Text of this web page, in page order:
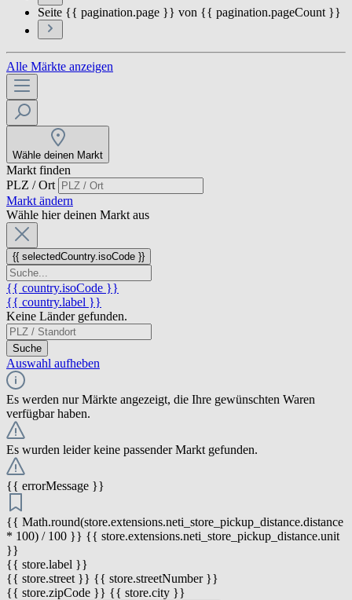
Seite {{ pagination.page }} von {{ pagination.pageCount }}
Alle Märkte anzeigen
Wähle deinen Markt
Markt finden
PLZ / Ort
Markt ändern
Wähle hier deinen Markt aus
{{ selectedCountry.isoCode }}
{{ country.isoCode }}
{{ country.label }}
Keine Länder gefunden.
Suche
Auswahl aufheben
Es werden nur Märkte angezeigt, die Ihre gewünschten Waren
verfügbar haben.
Es wurden leider keine passender Markt gefunden.
{{ errorMessage }}
{{ Math.round(store.extensions.neti_store_pickup_distance.distance
* 100) / 100 }} {{ store.extensions.neti_store_pickup_distance.unit
}}
{{ store.label }}
{{ store.street }} {{ store.streetNumber }}
{{ store.zipCode }} {{ store.city }}